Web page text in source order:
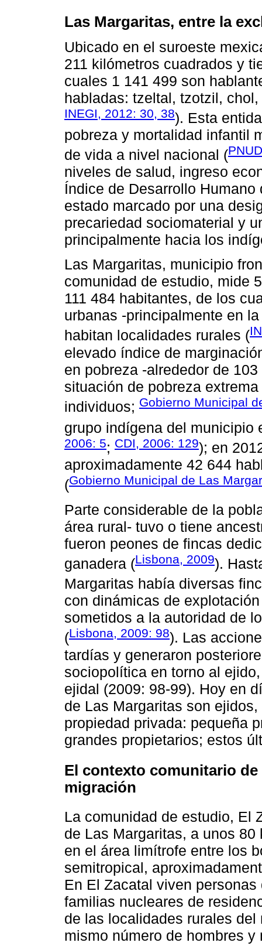
Las Margaritas, entre la
Ubicado en el suroeste
211 kilómetros cuadrados y
cuales 1 141 499 son
habladas: tzeltal, tzotzil,
INEGI, 2012: 30, 38). Esta
pobreza y mortalidad infantil
de vida a nivel nacional (
niveles de salud, ingreso
Índice de Desarrollo
estado marcado por una
precariedad sociomaterial y
principalmente hacia los
Las Margaritas, municipio
comunidad de estudio, mide
111 484 habitantes, de los
urbanas -principalmente en
habitan localidades rurales (
elevado índice de
en pobreza -alrededor de
situación de pobreza
individuos; Gobierno Municipal
grupo indígena del municipio
2006: 5; CDI, 2006: 129); en
aproximadamente 42 644
(Gobierno Municipal de Las
Parte considerable de la
área rural- tuvo o tiene
fueron peones de fincas
ganadera (Lisbona, 2009).
Margaritas había diversas
con dinámicas de
sometidos a la autoridad de
(Lisbona, 2009: 98). Las
tardías y generaron
sociopolítica en torno al
ejidal (2009: 98-99). Hoy en
de Las Margaritas son
propiedad privada: pequeña
grandes propietarios; estos
El contexto comunitario
migración
La comunidad de estudio, El
de Las Margaritas, a unos
en el área limítrofe entre los
semitropical,
En El Zacatal viven
familias nucleares de
de las localidades rurales
mismo número de hombres